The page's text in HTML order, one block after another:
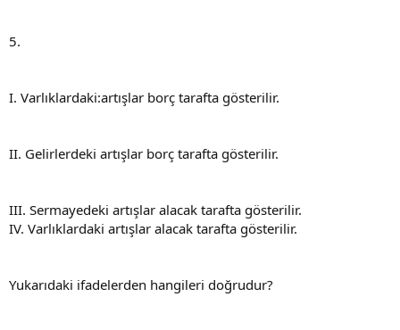
5.
I. Varlıklardaki:artışlar borç tarafta gösterilir.
II. Gelirlerdeki artışlar borç tarafta gösterilir.
III. Sermayedeki artışlar alacak tarafta gösterilir.
IV. Varlıklardaki artışlar alacak tarafta gösterilir.
Yukarıdaki ifadelerden hangileri doğrudur?